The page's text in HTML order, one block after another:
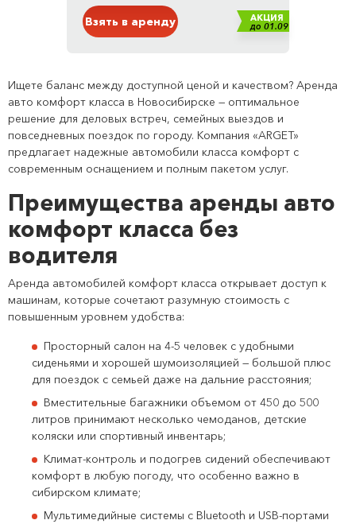
Взять в аренду АКЦИЯ
до 01.09
Ищете баланс между доступной ценой и качеством? Аренда
авто комфорт класса в Новосибирске — оптимальное
решение для деловых встреч, семейных выездов и
повседневных поездок по городу. Компания «ARGET»
предлагает надежные автомобили класса комфорт с
современным оснащением и полным пакетом услуг.
Преимущества аренды авто
комфорт класса без
водителя
Аренда автомобилей комфорт класса открывает доступ к
машинам, которые сочетают разумную стоимость с
повышенным уровнем удобства:
Просторный салон на 4-5 человек с удобными
сиденьями и хорошей шумоизоляцией — большой плюс
для поездок с семьей даже на дальние расстояния;
Вместительные багажники объемом от 450 до 500
литров принимают несколько чемоданов, детские
коляски или спортивный инвентарь;
Климат-контроль и подогрев сидений обеспечивают
комфорт в любую погоду, что особенно важно в
сибирском климате;
Мультимедийные системы с Bluetooth и USB-портами